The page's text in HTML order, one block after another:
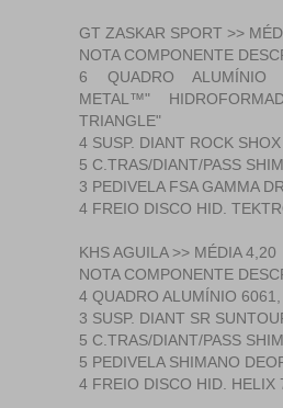
GT ZASKAR SPORT >>
NOTA COMPONENTE
6 QUADRO ALUMÍNIO
METAL™"
TRIANGLE"
4 SUSP. DIANT ROCK
5 C.TRAS/DIANT/PASS
3 PEDIVELA FSA GAMMA
4 FREIO DISCO HID.
KHS AGUILA >> MÉDIA 4,20
NOTA COMPONENTE
4 QUADRO ALUMÍNIO
3 SUSP. DIANT SR
5 C.TRAS/DIANT/PASS
5 PEDIVELA SHIMANO
4 FREIO DISCO HID. HELIX